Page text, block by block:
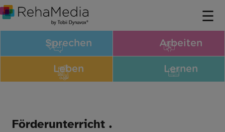
Förderunterricht .
Sprechen Arbeiten
Leben Lernen